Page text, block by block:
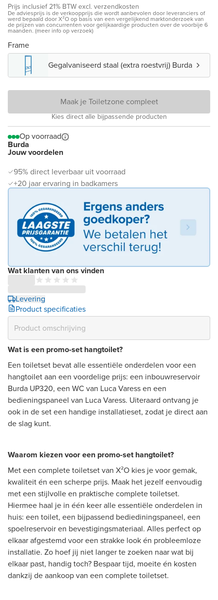
Burda
Jouw voordelen
95% direct leverbaar uit voorraad
+20 jaar ervaring in badkamers
Wat klanten van ons vinden
Levering
Product specificaties
Prijs inclusief 21% BTW excl. verzendkosten
De adviesprijs is de verkoopprijs die wordt aanbevolen door leveranciers of
werd bepaald door X²O op basis van een vergelijkend marktonderzoek van
de prijzen van concurrenten voor gelijkaardige producten over de voorbije 6
maanden. (meer info op verzoek)
Frame
Gegalvaniseerd staal (extra roestvrij) Burda
Maak je Toiletzone compleet
Kies direct alle bijpassende producten
Op voorraad
Wat is een promo-set hangtoilet?
Een toiletset bevat alle essentiële onderdelen voor een
hangtoilet aan een voordelige prijs: een inbouwreservoir
Burda UP320, een WC van Luca Varess en een
bedieningspaneel van Luca Varess. Uiteraard ontvang je
ook in de set een handige installatieset, zodat je direct aan
de slag kunt.
Waarom kiezen voor een promo-set hangtoilet?
Met een complete toiletset van X²O kies je voor gemak,
kwaliteit én een scherpe prijs. Maak het jezelf eenvoudig
met een stijlvolle en praktische complete toiletset.
Hiermee haal je in één keer alle essentiële onderdelen in
huis: een toilet, een bijpassend bediediningspaneel, een
spoelreservoir en bevestigingsmateriaal. Alles perfect op
elkaar afgestemd voor een strakke look én probleemloze
installatie. Zo hoef jij niet langer te zoeken naar wat bij
elkaar past, handig toch? Bespaar tijd, moeite én kosten
dankzij de aankoop van een complete toiletset.